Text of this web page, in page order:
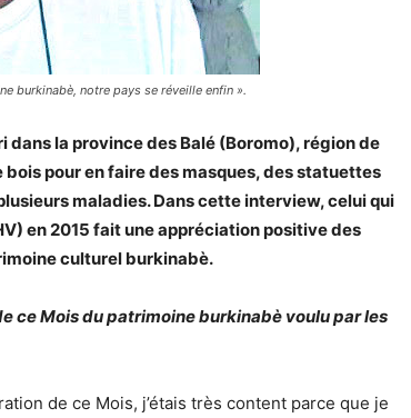
burkinabè, notre pays se réveille enfin ».
dans la province des Balé (Boromo), région de
pour en faire des masques, des statuettes
maladies. Dans cette interview, celui qui
en 2015 fait une appréciation positive des
culturel burkinabè.
ce Mois du patrimoine burkinabè voulu par les
de ce Mois, j’étais très content parce que je